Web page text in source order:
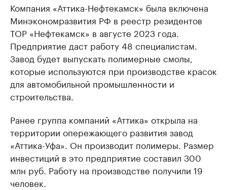
Компания «Аттика-Нефтекамск» была включена
Минэкономразвития РФ в реестр резидентов
ТОР «Нефтекамск» в августе 2023 года.
Предприятие даст работу 48 специалистам.
Завод будет выпускать полимерные смолы,
которые используются при производстве красок
для автомобильной промышленности и
строительства.
Ранее группа компаний «Аттика» открыла на
территории опережающего развития завод
«Аттика-Уфа». Он производит полимеры. Размер
инвестиций в это предприятие составил 300
млн руб. Работу на производстве получили 19
человек.